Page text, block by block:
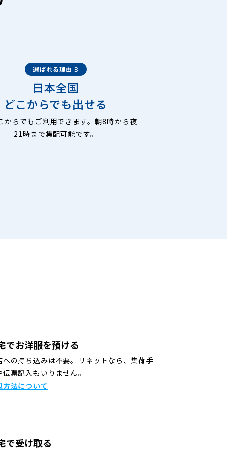
選ばれる理由 3
日本全国
どこからでも出せる
からでもご利用できます。朝8時から夜
21時まで集配可能です。
でお洋服を預ける
への持ち込みは不要。リネットなら、集荷手
伝票記入もいりません。
方法について
で受け取る